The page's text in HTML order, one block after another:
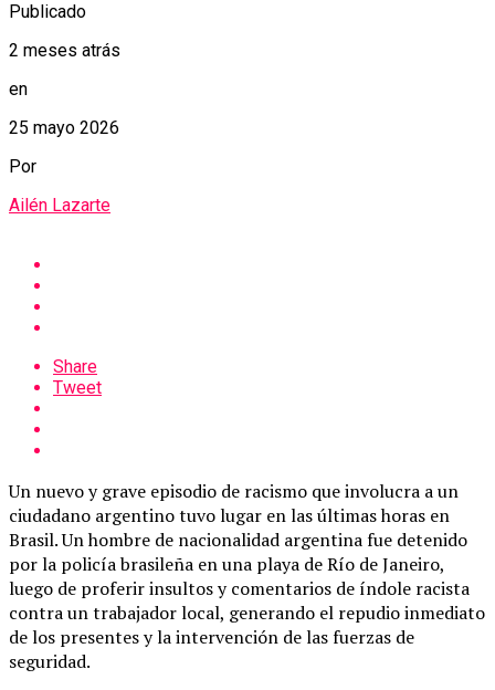
Publicado
2 meses atrás
en
25 mayo 2026
Por
Ailén Lazarte
Share
Tweet
Un nuevo y grave episodio de racismo que involucra a un
ciudadano argentino tuvo lugar en las últimas horas en
Brasil. Un hombre de nacionalidad argentina fue detenido
por la policía brasileña en una playa de Río de Janeiro,
luego de proferir insultos y comentarios de índole racista
contra un trabajador local, generando el repudio inmediato
de los presentes y la intervención de las fuerzas de
seguridad.